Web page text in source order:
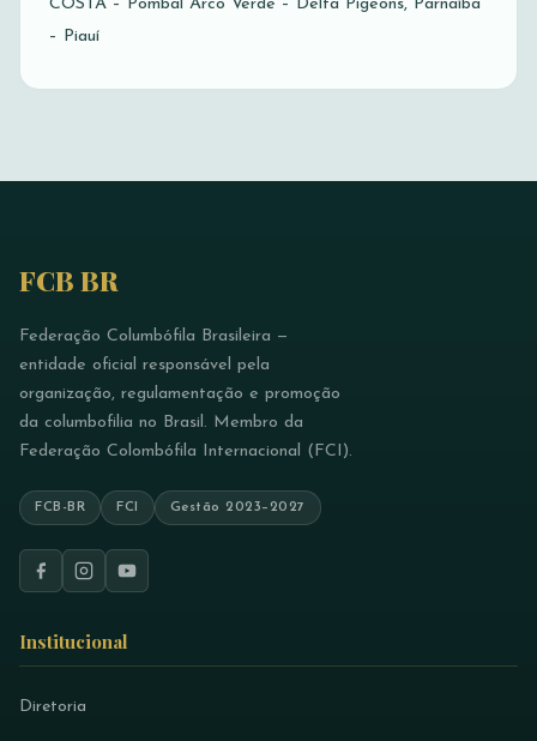
COSTA – Pombal Arco Verde – Delta Pigeons, Parnaíba
– Piauí
FCB BR
Federação Columbófila Brasileira —
entidade oficial responsável pela
organização, regulamentação e promoção
da columbofilia no Brasil. Membro da
Federação Colombófila Internacional (FCI).
FCB-BR FCI Gestão 2023–2027
Institucional
Diretoria